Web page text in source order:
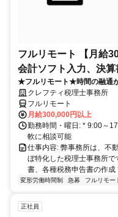
フルリモート 【月給
会計ソフト入力、決
決算説明も
★フルリモート★時間の融通
クレフティ税理士事務所
フルリモート
月給300,000円以上
勤務時間・曜日: * 9:00～
軟に相談可能
仕事内容: 弊事務所は、不
ぼ特化した税理士事務所
書、各種税務申告書の作
変形労働時間制 急募 フルリモー
正社員